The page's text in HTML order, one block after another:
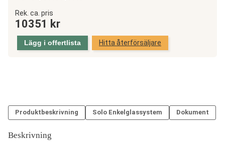
Skjutdörrar
industrivägg,
2-
del
Rek. ca. pris
10351 kr
Lägg i offertlista Hitta återförsäljare
Produktbeskrivning Solo Enkelglassystem Dokument
Beskrivning